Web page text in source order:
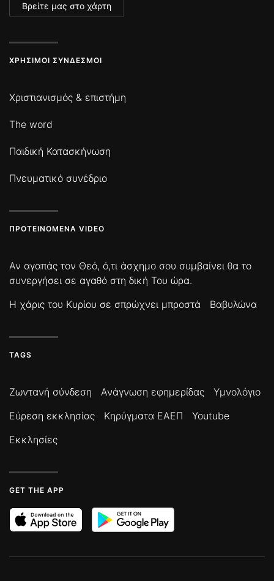
Βρείτε μας στο χάρτη
ΧΡΉΣΙΜΟΙ ΣΎΝΔΕΣΜΟΙ
Χριστιανισμός & επιστήμη
The word
Παιδική Κατασκήνωση
Πνευματικό συνέδριο
ΠΡΟΤΕΙΝΌΜΕΝΑ VIDEO
Αν αγαπάς τον Θεό, ό,τι άσχημο σου συμβαίνει θα το
συνεργήσει σε αγαθό στη δική Του ώρα.
Η χάρις του Κυρίου σε σπρώχνει μπροστά
Βαβυλώνα
TAGS
Ζωντανή σύνδεση Ανάγνωση εφημερίδας
Υμνολόγιο
Εύρεση εκκλησίας
Κηρύγματα ΕΑΕΠ
Youtube
Εκκλησίες
GET THE APP